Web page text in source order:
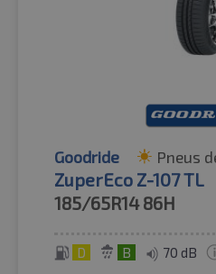
Goodride Pneus
ZuperEco Z-107 TL
185/65R14 86H
D B 70 dB